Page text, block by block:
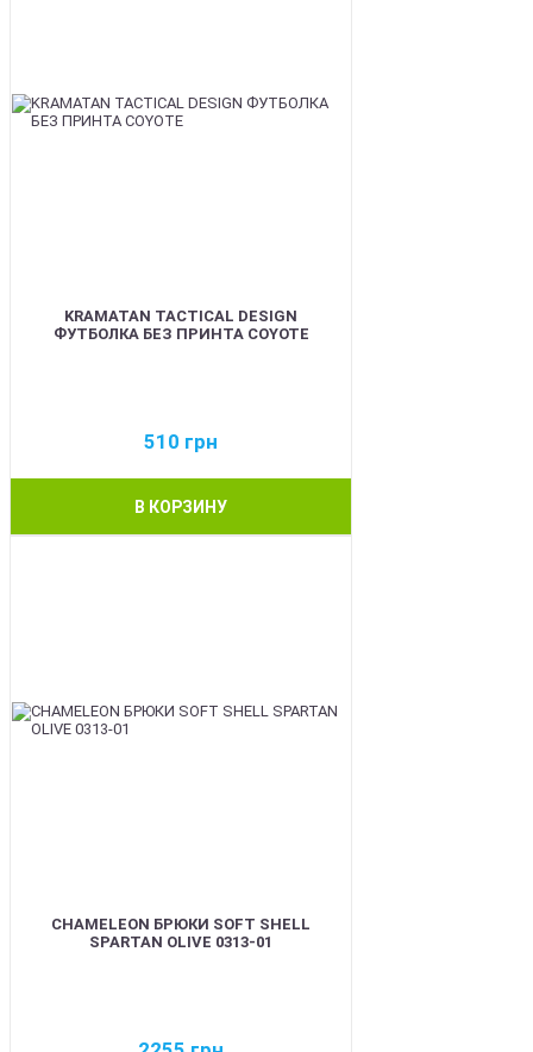
KRAMATAN TACTICAL DESIGN
ФУТБОЛКА БЕЗ ПРИНТА COYOTE
510 грн
В КОРЗИНУ
CHAMELEON БРЮКИ SOFT SHELL
SPARTAN OLIVE 0313-01